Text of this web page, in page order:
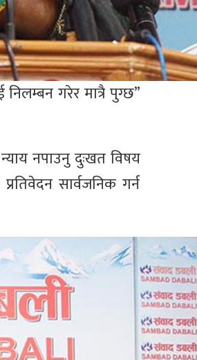
गरेर मात्रै पुग्छ”
नपाउनु दुःखत विषय
सार्वजनिक गर्न